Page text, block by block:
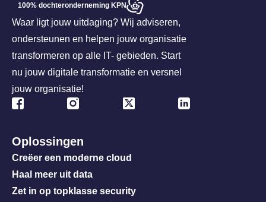
100% dochteronderneming KPN
Waar ligt jouw uitdaging? Wij adviseren,
ondersteunen en helpen jouw organisatie
transformeren op alle IT- gebieden. Start
nu jouw digitale transformatie en versnel
jouw organisatie!
Oplossingen
Creëer een moderne cloud
Haal meer uit data
Zet in op topklasse security